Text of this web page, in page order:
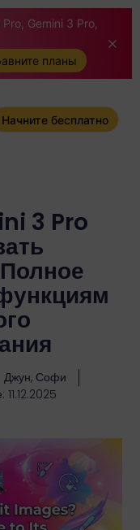
Gemini 3 Pro,
планы
Начните бесплатно
3 Pro
Джун, Софи